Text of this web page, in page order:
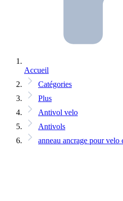
Accueil
Catégories
Plus
Antivol velo
Antivols
anneau ancrage pour velo